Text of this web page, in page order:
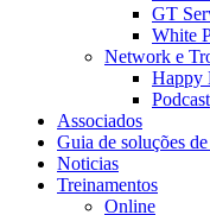
GT
White
Network e
Happy
Podcast
Associados
Guia de soluções
Noticias
Treinamentos
Online